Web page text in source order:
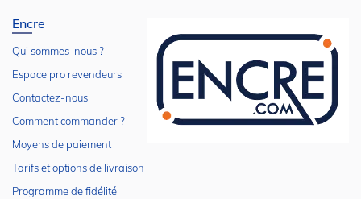
Encre
Qui sommes-nous ?
Espace pro revendeurs
Contactez-nous
Comment commander ?
Moyens de paiement
Tarifs et options de livraison
Programme de fidélité